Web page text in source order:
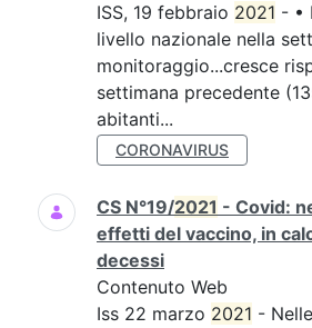
ISS, 19 febbraio 2021 - •
livello nazionale nella
monitoraggio...cresce
settimana precedente
abitanti...
CORONAVIRUS
CS N°19/2021 - Covid:
effetti del vaccino, in
decessi
Contenuto Web
Iss 22 marzo 2021 -